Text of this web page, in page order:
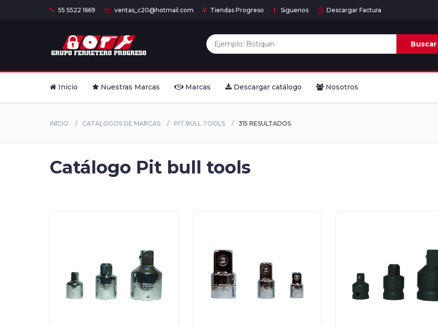
55 5522 1669 ventas_c20@hotmail.com Tiendas Progreso Siguenos Descargar Factura
Buscar
Inicio Nuestras Marcas Marcas Descargar catálogo Nosotros
INICIO CATALOGOS DE MARCAS PIT BULL TOOLS 315 RESULTADOS
Catálogo Pit bull tools